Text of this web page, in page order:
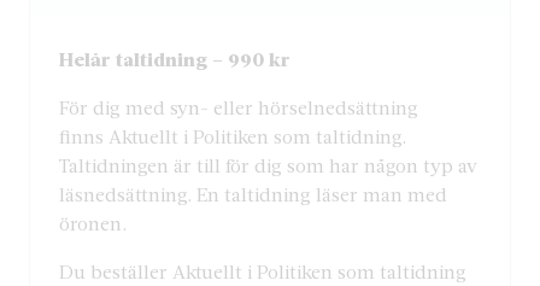
Helår taltidning – 990 kr
För dig med syn- eller hörselnedsättning
finns Aktuellt i Politiken som taltidning.
Taltidningen är till för dig som har någon typ av
läsnedsättning. En taltidning läser man med
öronen.
Du beställer Aktuellt i Politiken som taltidning